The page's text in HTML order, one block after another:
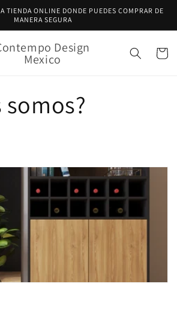
TIENDA ONLINE DONDE PUEDES COMPRAR DE
MANERA SEGURA
Design
Mexico Carrito